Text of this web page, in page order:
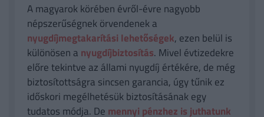
A magyarok körében évről-évre nagyobb
népszerűségnek örvendenek a
nyugdíjmegtakarítási lehetőségek, ezen belül is
különösen a nyugdíjbiztosítás. Mivel évtizedekre
előre tekintve az állami nyugdíj értékére, de még
biztosítottságra sincsen garancia, úgy tűnik ez
időskori megélhetésük biztosításának egy
tudatos módja. De mennyi pénzhez is juthatunk